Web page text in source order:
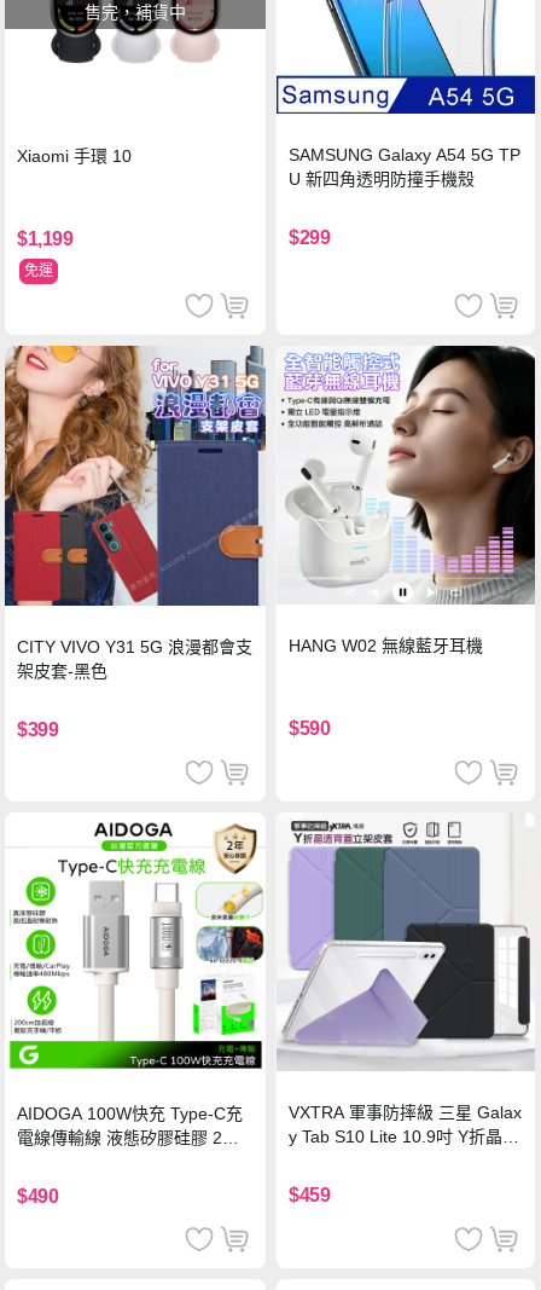
售完，補貨中
Xiaomi 手環 10
$1,199
免運
SAMSUNG Galaxy A54 5G TP
U 新四角透明防撞手機殼
$299
CITY VIVO Y31 5G 浪漫都會支
架皮套-黑色
$399
HANG W02 無線藍牙耳機
$590
AIDOGA 100W快充 Type-C充
電線傳輸線 液態矽膠硅膠 2M
$490
VXTRA 軍事防摔級 三星 Galax
y Tab S10 Lite 10.9吋 Y折晶透
$459